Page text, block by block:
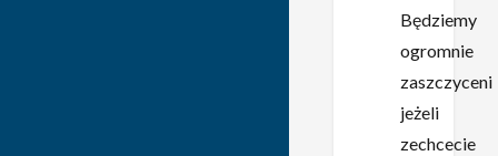
Będziemy
ogromnie
zaszczyceni
jeżeli
zechcecie